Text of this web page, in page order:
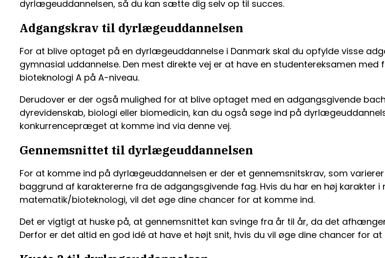
dyrlægeuddannelsen, så du kan sætte dig selv op til succes.
Adgangskrav til dyrlægeuddannelsen
For at blive optaget på en dyrlægeuddannelse i Danmark skal du opfylde visse
gymnasial uddannelse. Den mest direkte vej er at have en studentereksamen
bioteknologi A på A-niveau.
Derudover er der også mulighed for at blive optaget med en adgangsgivende
dyrevidenskab, biologi eller biomedicin, kan du også søge ind på
konkurrencepræget at komme ind via denne vej.
Gennemsnittet til dyrlægeuddannelsen
For at komme ind på dyrlægeuddannelsen er der et gennemsnitskrav, som
baggrund af karaktererne fra de adgangsgivende fag. Hvis du har en høj karakter
matematik/bioteknologi, vil det øge dine chancer for at komme ind.
Det er vigtigt at huske på, at gennemsnittet kan svinge fra år til år, da det
Derfor er det altid en god idé at have et højt snit, hvis du vil øge dine chancer for